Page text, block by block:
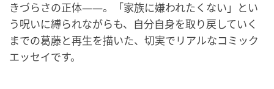
きづらさの正体――。「家族に嫌われたくない」とい
う呪いに縛られながらも、自分自身を取り戻していく
までの葛藤と再生を描いた、切実でリアルなコミック
エッセイです。